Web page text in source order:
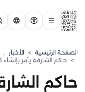
الصفحة الرئيسية > الأخبار ,
> حاكم الشارقة يأمر بإنشاء 3 أندية للفروسية في كلباء ومليحة وخورفكان